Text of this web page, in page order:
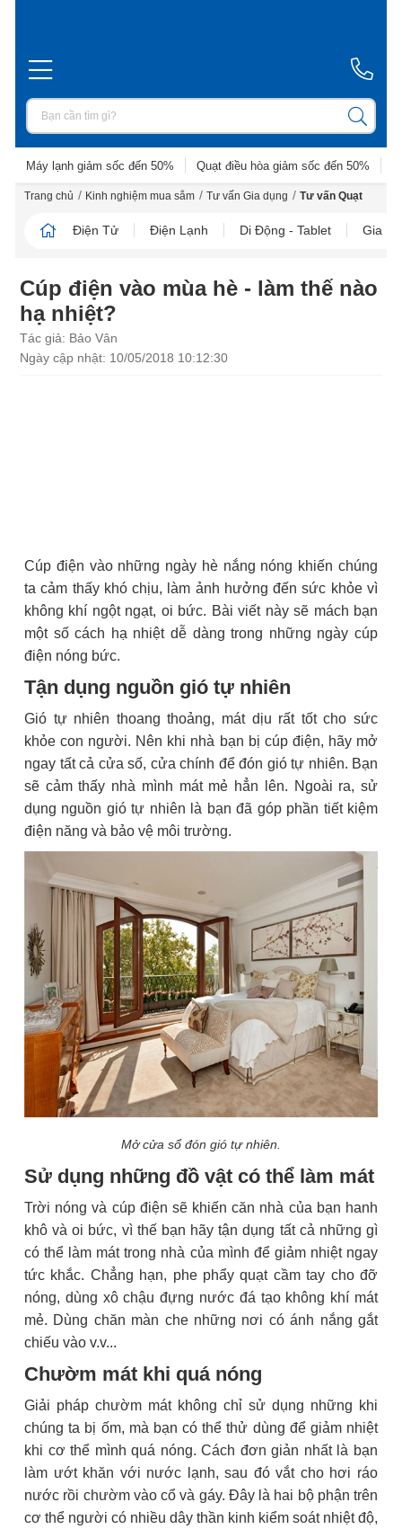
Máy lạnh giảm sốc đến 50% Quạt điều hòa giảm sốc đến 50%
Trang chủ / Kinh nghiệm mua sắm / Tư vấn Gia dụng / Tư vấn Quạt
Điện Tử Điện Lạnh Di Động - Tablet Gia
Cúp điện vào mùa hè - làm thế nào
hạ nhiệt?
Tác giả: Bảo Vân
Ngày cập nhật: 10/05/2018 10:12:30
Cúp điện vào những ngày hè nắng nóng khiến chúng
ta cảm thấy khó chịu, làm ảnh hưởng đến sức khỏe vì
không khí ngột ngạt, oi bức. Bài viết này sẽ mách bạn
một số cách hạ nhiệt dễ dàng trong những ngày cúp
điện nóng bức.
Tận dụng nguồn gió tự nhiên
Gió tự nhiên thoang thoảng, mát dịu rất tốt cho sức
khỏe con người. Nên khi nhà bạn bị cúp điện, hãy mở
ngay tất cả cửa số, cửa chính để đón gió tự nhiên. Bạn
sẽ cảm thấy nhà mình mát mẻ hẳn lên. Ngoài ra, sử
dụng nguồn gió tự nhiên là bạn đã góp phần tiết kiệm
điện năng và bảo vệ môi trường.
Mở cửa sổ đón gió tự nhiên.
Sử dụng những đồ vật có thể làm mát
Trời nóng và cúp điện sẽ khiến căn nhà của bạn hanh
khô và oi bức, vì thế bạn hãy tận dụng tất cả những gì
có thể làm mát trong nhà của mình để giảm nhiệt ngay
tức khắc. Chẳng hạn, phe phẩy quạt cầm tay cho đỡ
nóng, dùng xô chậu đựng nước đá tạo không khí mát
mẻ. Dùng chăn màn che những nơi có ánh nắng gắt
chiếu vào v.v...
Chườm mát khi quá nóng
Giải pháp chườm mát không chỉ sử dụng những khi
chúng ta bị ốm, mà bạn có thể thử dùng để giảm nhiệt
khi cơ thể mình quá nóng. Cách đơn giản nhất là bạn
làm ướt khăn với nước lạnh, sau đó vắt cho hơi ráo
nước rồi chườm vào cổ và gáy. Đây là hai bộ phận trên
cơ thể người có nhiều dây thần kinh kiểm soát nhiệt độ,